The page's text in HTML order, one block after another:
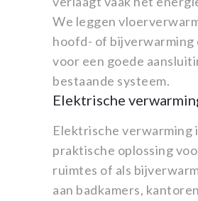
We leggen
hoofd- of bijverwarming
voor een goede
bestaande systeem.
Elektrische
Elektrische verwarming
praktische oplossing
ruimtes of als
aan badkamers,